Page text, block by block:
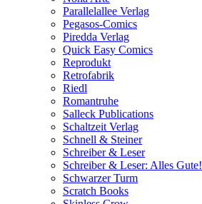
Parallelallee Verlag
Pegasos-Comics
Piredda Verlag
Quick Easy Comics
Reprodukt
Retrofabrik
Riedl
Romantruhe
Salleck Publications
Schaltzeit Verlag
Schnell & Steiner
Schreiber & Leser
Schreiber & Leser: Alles Gute!
Schwarzer Turm
Scratch Books